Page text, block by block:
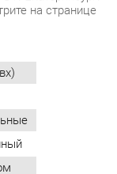
мнением.